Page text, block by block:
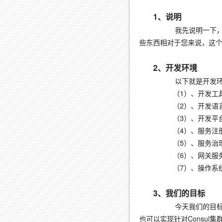
1、说明
我先说明一下，这个实
些东西相对于您来说，这
2、开发环境
以下就是开发
（1）、开发工具：
（2）、开发语言
（3）、开发平台：
（4）、服务注册：
（5）、服务治理：
（6）、网关服务：
（7）、操作系统：
3、我们的目标
今天我们的目标是，在
也可以实现针对Consul集